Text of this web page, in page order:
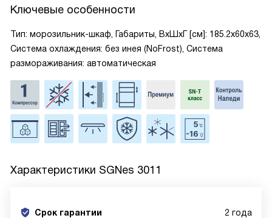
Ключевые особенности
Тип: морозильник-шкаф, Габариты, ВxШxГ [см]: 185.2x60x63,
Система охлаждения: без инея (NoFrost), Система
размораживания: автоматическая
Характеристики SGNes 3011
Срок гарантии 2 года